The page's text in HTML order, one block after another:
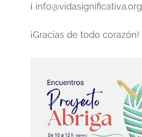
ℹ️ info@vidasignificativa.org
¡Gracias de todo corazón!